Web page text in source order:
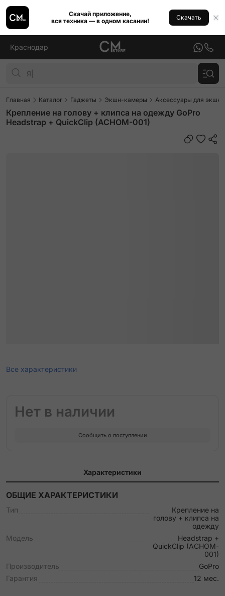
Скачай приложение,
вся техника — в одном касании!
Скачать
Краснодар
Главная Каталог Гаджеты Экшн-камеры Аксессуары для
Крепление на голову + клипса на одежду GoPro
Headstrap + QuickClip (ACHOM-001)
Все характеристики
Нет в наличии
Сообщить о поступлении
Характеристики
ОБЩИЕ ХАРАКТЕРИСТИКИ
Тип
Крепление на
голову + клипса на
одежду
Модель
Headstrap +
QuickClip (ACHOM-
001)
Производитель
GoPro
Гарантия
12 мес.